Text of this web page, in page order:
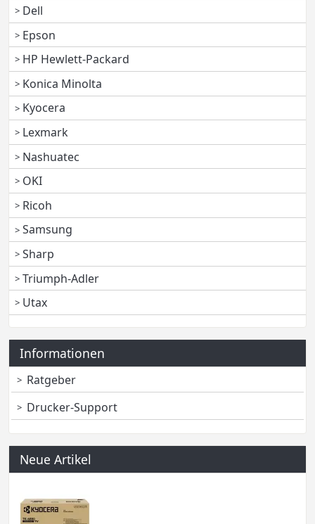
Dell
Epson
HP Hewlett-Packard
Konica Minolta
Kyocera
Lexmark
Nashuatec
OKI
Ricoh
Samsung
Sharp
Triumph-Adler
Utax
Informationen
Ratgeber
Drucker-Support
Neue Artikel